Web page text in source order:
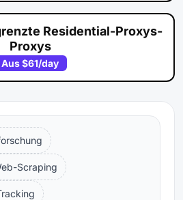
Residential-Proxys-
Proxys
Aus$61/day
Scraping